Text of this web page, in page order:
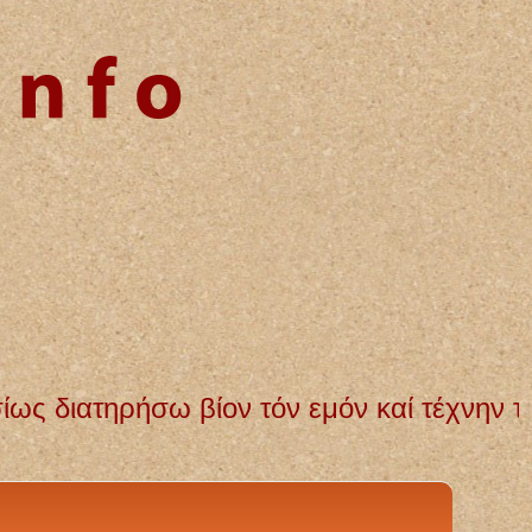
τόν εμόν καί τέχνην τήν εμήν. Αγνή